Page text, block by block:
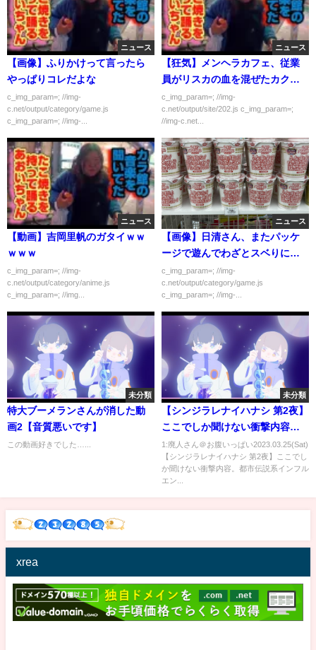
ニュース
【画像】ふりかけって言ったら
やっぱりコレだよな
c_img_param=; //img-
c.net/output/category/game.js
c_img_param=; //img-...
ニュース
【狂気】メンヘラカフェ、従業
員がリスカの血を混ぜたカクテ
ルを提供
c_img_param=; //img-
c.net/output/site/202.js c_img_param=;
//img-c.net...
ニュース
【動画】吉岡里帆のガタイｗｗ
ｗｗｗ
c_img_param=; //img-
c.net/output/category/anime.js
c_img_param=; //img...
ニュース
【画像】日清さん、またパッケ
ージで遊んでわざとスベりに行
くｗｗｗｗｗ
c_img_param=; //img-
c.net/output/category/game.js
c_img_param=; //img-...
未分類
特大ブーメランさんが消した動
画2【音質悪いです】
この動画好きでした…...
未分類
【シンジラレナイハナシ 第2夜】
ここでしか聞けない衝撃内容。
都市伝説系インフルエンサーに
よる怒涛の都市伝説がヤバすぎ
る…【 都市伝説系YouTuber 】
1:廃人さん＠お腹いっぱい2023.03.25(Sat)
【シンジラレナイハナシ 第2夜】ここでし
か聞けない衝撃内容。都市伝説系インフル
エン...
xrea